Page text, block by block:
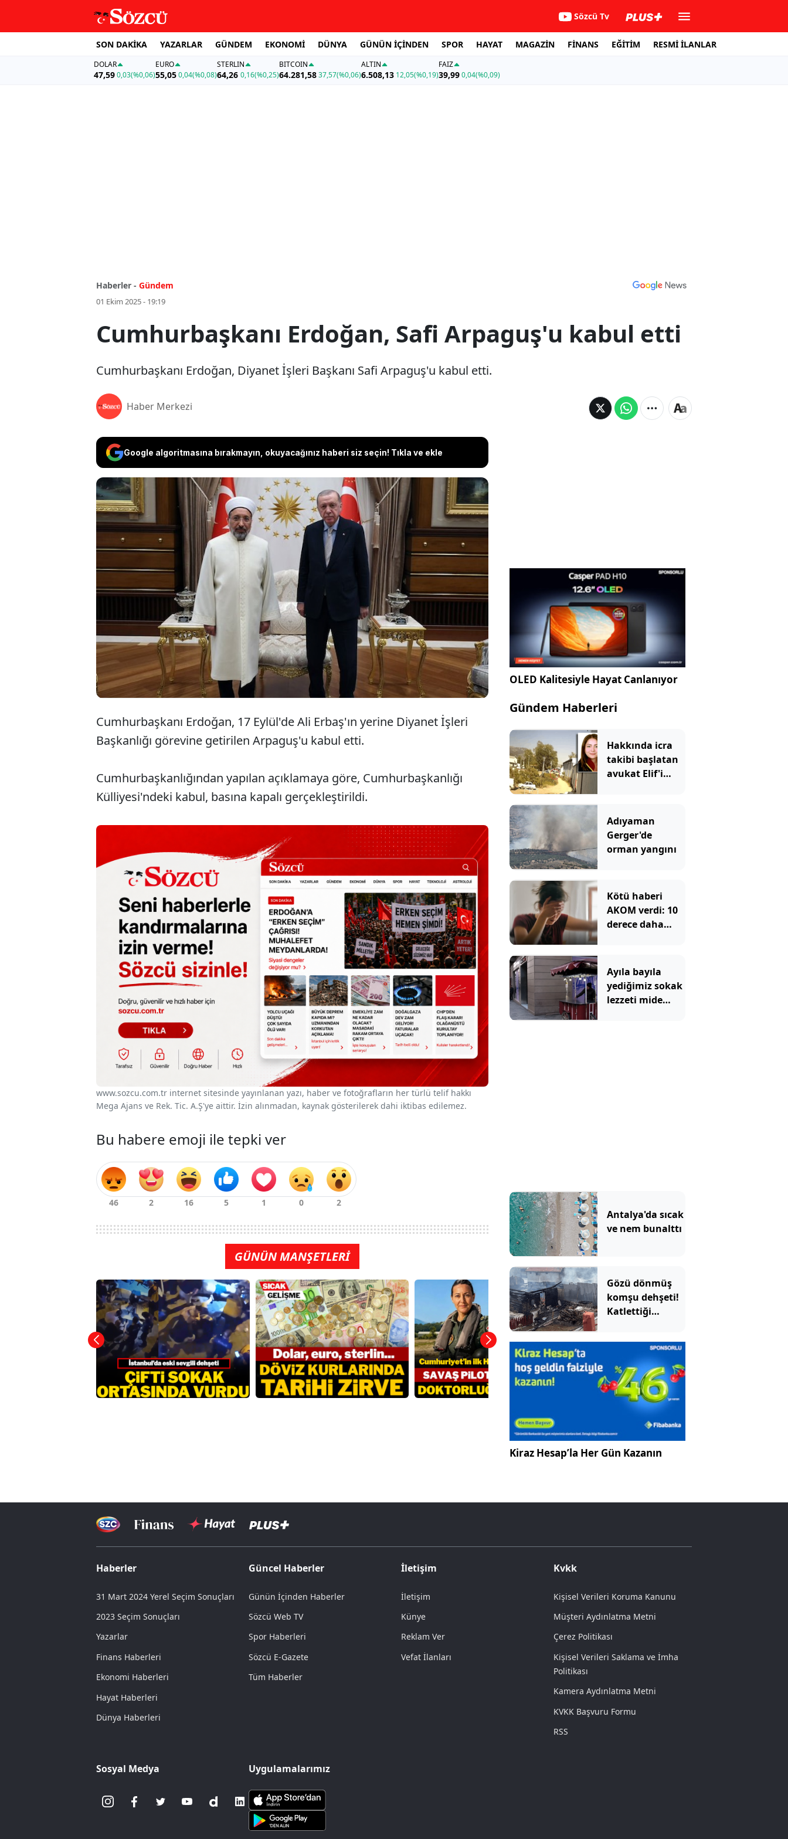
Sözcü Tv
SON DAKİKA YAZARLAR GÜNDEM EKONOMİ DÜNYA GÜNÜN İÇİNDEN SPOR HAYAT MAGAZİN FİNANS EĞİTİM RESMİ İLANLAR
DOLAR
47,590,03(%0,06)
EURO
55,05 0,04(%0,08)
STERLIN
64,26 0,16(%0,25)
BITCOIN
64.281,5837,57(%0,06)
ALTIN
6.508,13 12,05(%0,19)
FAİZ
39,990,04(%0,09)
Haberler - Gündem
01 Ekim 2025 - 19:19
Cumhurbaşkanı Erdoğan, Safi Arpaguş'u kabul etti
Cumhurbaşkanı Erdoğan, Diyanet İşleri Başkanı Safi Arpaguş'u kabul etti.
Haber Merkezi
Google algoritmasına bırakmayın, okuyacağınız haberi siz seçin! Tıkla ve ekle
Cumhurbaşkanı Erdoğan, Diyanet İşleri
Başkanı Safi Arpaguş'u kabul etti.
Cumhurbaşkanı Erdoğan, 17 Eylül'de Ali Erbaş'ın yerine Diyanet İşleri
Başkanlığı görevine getirilen Arpaguş'u kabul etti.
Cumhurbaşkanlığından yapılan açıklamaya göre, Cumhurbaşkanlığı
Külliyesi'ndeki kabul, basına kapalı gerçekleştirildi.
www.sozcu.com.tr internet sitesinde yayınlanan yazı, haber ve fotoğrafların her türlü telif hakkı
Mega Ajans ve Rek. Tic. A.Ş'ye aittir. İzin alınmadan, kaynak gösterilerek dahi iktibas edilemez.
Bu habere emoji ile tepki ver
GÜNÜN MANŞETLERİ
OLED Kalitesiyle Hayat Canlanıyor
Gündem Haberleri
Hakkında icra
takibi başlatan
avukat Elif'i
belli oldu
Adıyaman
Gerger'de
orman yangını
Kötü haberi
AKOM verdi: 10
derece daha
Ayıla bayıla
yediğimiz sokak
lezzeti mide
Antalya'da sıcak
ve nem bunalttı
Gözü dönmüş
komşu dehşeti!
Katlettiği
arabasını da
Kiraz Hesap’la Her Gün Kazanın
Haberler
31 Mart 2024 Yerel Seçim Sonuçları
2023 Seçim Sonuçları
Yazarlar
Finans Haberleri
Ekonomi Haberleri
Hayat Haberleri
Dünya Haberleri
Güncel Haberler
Günün İçinden Haberler
Sözcü Web TV
Spor Haberleri
Sözcü E-Gazete
Tüm Haberler
İletişim
İletişim
Künye
Reklam Ver
Vefat İlanları
Kvkk
Kişisel Verileri Koruma Kanunu
Müşteri Aydınlatma Metni
Çerez Politikası
Kişisel Verileri Saklama ve İmha
Politikası
Kamera Aydınlatma Metni
KVKK Başvuru Formu
RSS
Sosyal Medya Uygulamalarımız